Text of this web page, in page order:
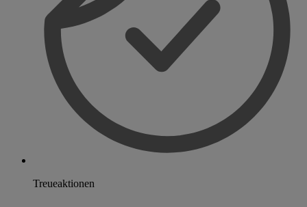
Treueaktionen